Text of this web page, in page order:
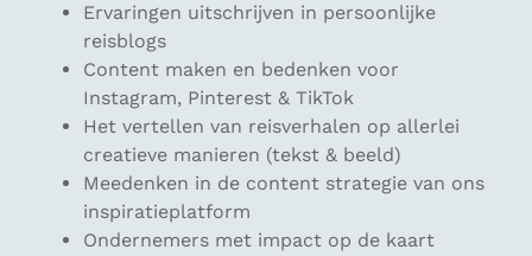
Ervaringen uitschrijven in persoonlijke
reisblogs
Content maken en bedenken voor
Instagram, Pinterest & TikTok
Het vertellen van reisverhalen op allerlei
creatieve manieren (tekst & beeld)
Meedenken in de content strategie van ons
inspiratieplatform
Ondernemers met impact op de kaart